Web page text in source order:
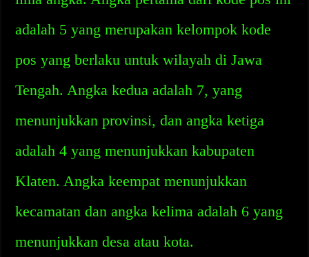
adalah 5 yang merupakan kelompok kode
pos yang berlaku untuk wilayah di Jawa
Tengah. Angka kedua adalah 7, yang
menunjukkan provinsi, dan angka ketiga
adalah 4 yang menunjukkan kabupaten
Klaten. Angka keempat menunjukkan
kecamatan dan angka kelima adalah 6 yang
menunjukkan desa atau kota.